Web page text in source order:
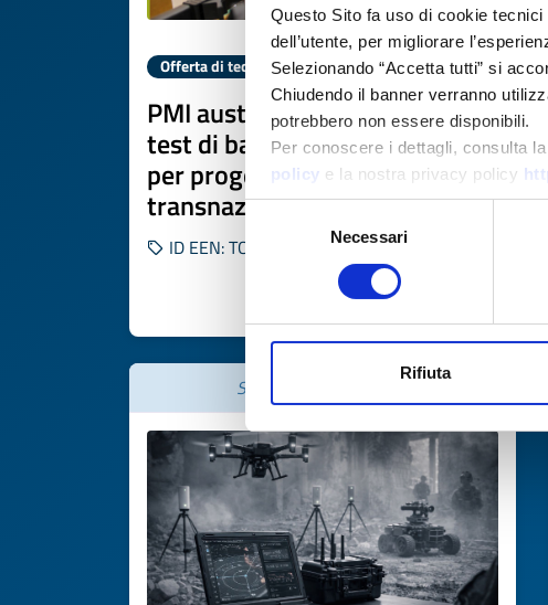
Questo Sito fa uso di cookie
dell’utente, per migliorare
Selezionando “Accetta tutti” si
Chiudendo il banner verranno
potrebbero non essere disponibili.
Per conoscere i dettagli, consulta
policy e la nostra privacy policy
Selezione
del
Necessari
Rifiuta
Offerta di tecnologia
PMI austriaca specializzata in
test di batterie cerca partner
per progetti R&S
transnazionali
ID EEN: TOAT20260422017
Scade il 02 aprile 2027